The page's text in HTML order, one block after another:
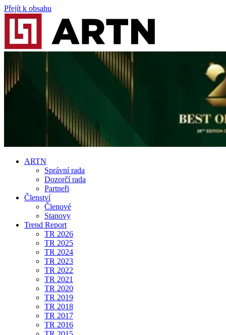
Přejít k obsahu
ARTN
Správní rada
Dozorčí rada
Partneři
Členství
Členové
Stanovy
Trend Report
TR 2026
TR 2025
TR 2024
TR 2023
TR 2022
TR 2021
TR 2020
TR 2019
TR 2018
TR 2017
TR 2016